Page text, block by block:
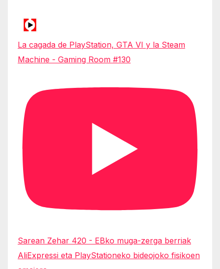
La cagada de PlayStation, GTA VI y la Steam
Machine - Gaming Room #130
Sarean Zehar 420 - EBko muga-zerga berriak
AliExpressi eta PlayStationeko bideojoko fisikoen